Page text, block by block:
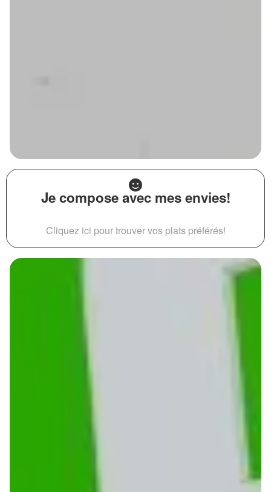
Je compose avec mes envies!
Cliquez ici pour trouver vos plats préférés!